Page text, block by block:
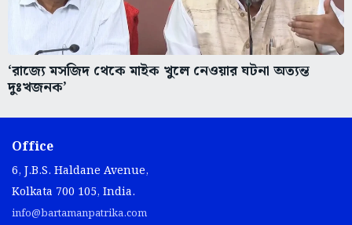
‘রাজ্যে মসজিদ থেকে মাইক খুলে নেওয়ার ঘটনা অত্যন্ত
দুঃখজনক’
Office
6, J.B.S. Haldane Avenue,
Kolkata 700 105, India.
info@bartamanpatrika.com